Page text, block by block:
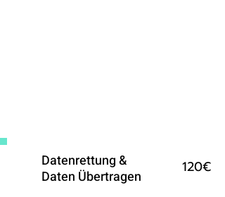
Datenrettung &
Daten Übertragen
120€